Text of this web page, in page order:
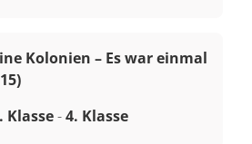
Kolonien – Es war einmal
Klasse-4. Klasse